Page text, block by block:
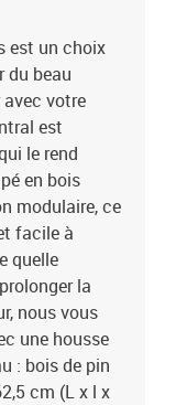
est un choix
du beau
votre
est
le rend
en bois
modulaire, ce
facile à
quelle
la
nous vous
une housse
: bois de pin
cm (L x l x